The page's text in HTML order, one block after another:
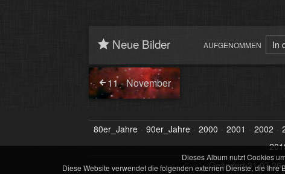
Neue Bilder AUFGENOMMEN In
11 - November
80er_Jahre 90er_Jahre 2000 2001 2002
Geändert31.07.26,
Dieses Album nutzt Cookies
Diese Website verwendet die folgenden externen Dienste, die